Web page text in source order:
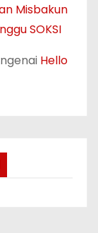
Misbakun
SOKSI
Hello